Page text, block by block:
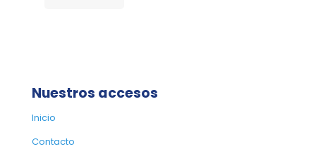
Nuestros accesos
Inicio
Contacto